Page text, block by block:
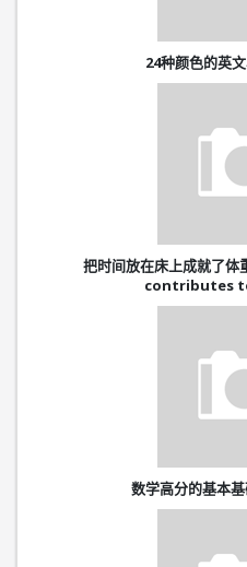
24种颜色的英
把时间放在床上成就了
contributes
数学高分的基本